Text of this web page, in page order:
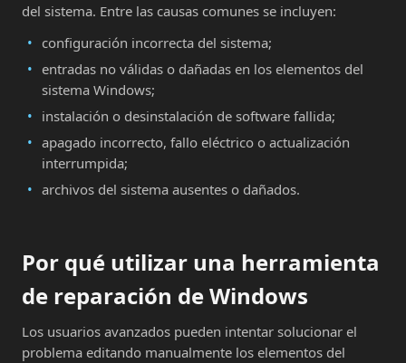
del sistema. Entre las causas comunes se incluyen:
configuración incorrecta del sistema;
entradas no válidas o dañadas en los elementos del
sistema Windows;
instalación o desinstalación de software fallida;
apagado incorrecto, fallo eléctrico o actualización
interrumpida;
archivos del sistema ausentes o dañados.
Por qué utilizar una herramienta
de reparación de Windows
Los usuarios avanzados pueden intentar solucionar el
problema editando manualmente los elementos del